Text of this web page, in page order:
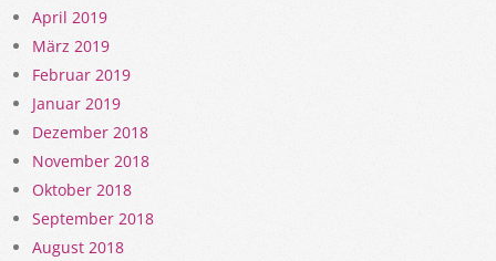
April 2019
März 2019
Februar 2019
Januar 2019
Dezember 2018
November 2018
Oktober 2018
September 2018
August 2018